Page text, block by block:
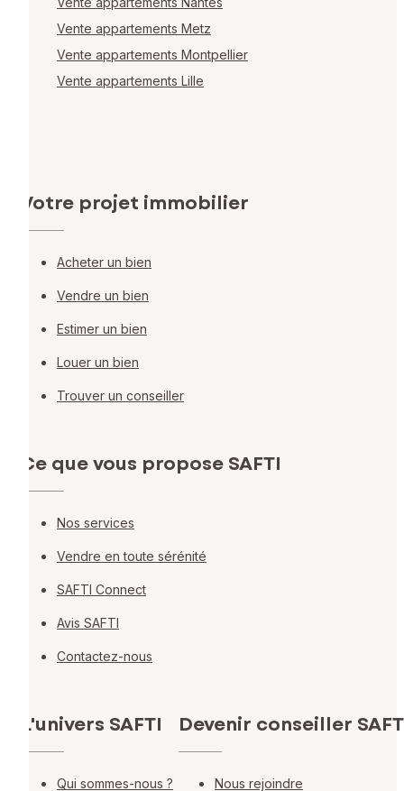
Vente appartements Metz
Vente appartements Montpellier
Vente appartements Lille
Votre projet immobilier
Acheter un bien
Vendre un bien
Estimer un bien
Louer un bien
Trouver un conseiller
Ce que vous propose SAFTI
Nos services
Vendre en toute sérénité
SAFTI Connect
Avis SAFTI
Contactez-nous
L'univers SAFTI
Qui sommes-nous ?
Devenir conseiller
Nous rejoindre